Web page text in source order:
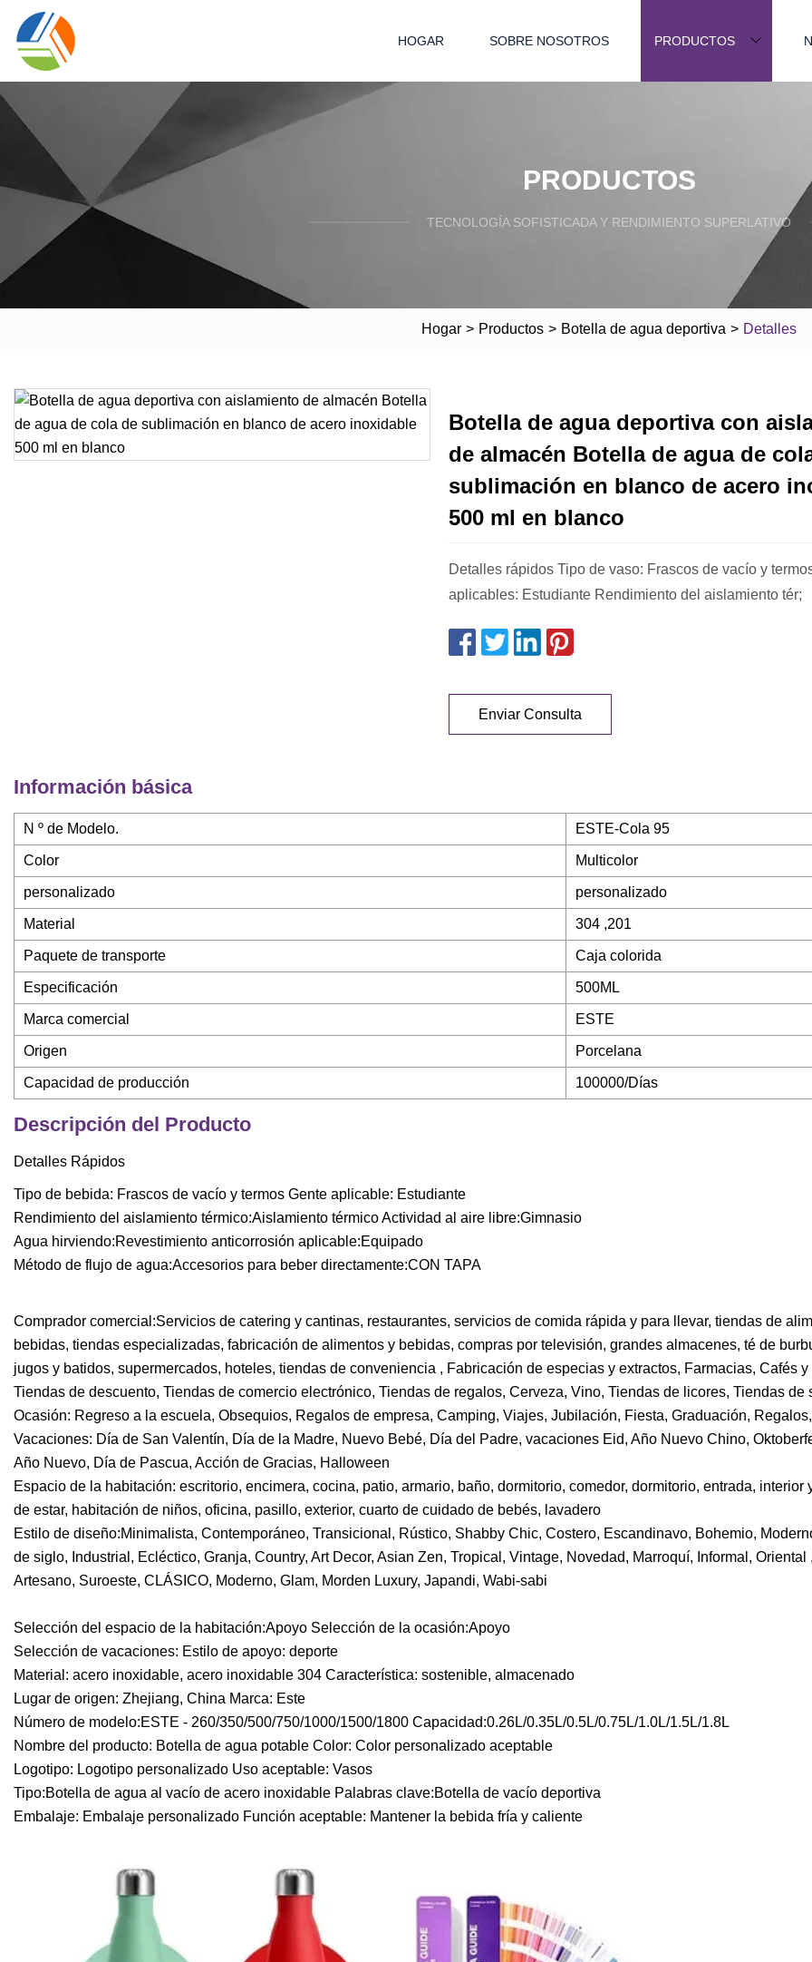
HOGAR SOBRE NOSOTROS PRODUCTOS
PRODUCTOS
TECNOLOGÍA SOFISTICADA Y RENDIMIENTO SUPERLATIVO
Hogar > Productos > Botella de agua deportiva > Detalles
Botella de agua deportiva con
de almacén Botella de agua de
sublimación en blanco de acero
500 ml en blanco
Detalles rápidos Tipo de vaso: Frascos de vacío y
aplicables: Estudiante Rendimiento del aislamiento tér;
Enviar Consulta
Información básica
N º de Modelo. ESTE-Cola 95
Color Multicolor
personalizado personalizado
Material 304 ,201
Paquete de transporte Caja colorida
Especificación 500ML
Marca comercial ESTE
Origen Porcelana
Capacidad de producción 100000/Días
Descripción del Producto
Detalles Rápidos
Tipo de bebida: Frascos de vacío y termos Gente aplicable: Estudiante
Rendimiento del aislamiento térmico:Aislamiento térmico Actividad al aire libre:Gimnasio
Agua hirviendo:Revestimiento anticorrosión aplicable:Equipado
Método de flujo de agua:Accesorios para beber directamente:CON TAPA
Comprador comercial:Servicios de catering y cantinas, restaurantes, servicios de comida rápida y para llevar, tiendas de
bebidas, tiendas especializadas, fabricación de alimentos y bebidas, compras por televisión, grandes almacenes, té de
jugos y batidos, supermercados, hoteles, tiendas de conveniencia , Fabricación de especias y extractos, Farmacias, Cafés y
Tiendas de descuento, Tiendas de comercio electrónico, Tiendas de regalos, Cerveza, Vino, Tiendas de licores, Tiendas de
Ocasión: Regreso a la escuela, Obsequios, Regalos de empresa, Camping, Viajes, Jubilación, Fiesta, Graduación,
Vacaciones: Día de San Valentín, Día de la Madre, Nuevo Bebé, Día del Padre, vacaciones Eid, Año Nuevo Chino,
Año Nuevo, Día de Pascua, Acción de Gracias, Halloween
Espacio de la habitación: escritorio, encimera, cocina, patio, armario, baño, dormitorio, comedor, dormitorio, entrada, interior
de estar, habitación de niños, oficina, pasillo, exterior, cuarto de cuidado de bebés, lavadero
Estilo de diseño:Minimalista, Contemporáneo, Transicional, Rústico, Shabby Chic, Costero, Escandinavo, Bohemio,
de siglo, Industrial, Ecléctico, Granja, Country, Art Decor, Asian Zen, Tropical, Vintage, Novedad, Marroquí, Informal, Oriental
Artesano, Suroeste, CLÁSICO, Moderno, Glam, Morden Luxury, Japandi, Wabi-sabi
Selección del espacio de la habitación:Apoyo Selección de la ocasión:Apoyo
Selección de vacaciones: Estilo de apoyo: deporte
Material: acero inoxidable, acero inoxidable 304 Característica: sostenible, almacenado
Lugar de origen: Zhejiang, China Marca: Este
Número de modelo:ESTE - 260/350/500/750/1000/1500/1800 Capacidad:0.26L/0.35L/0.5L/0.75L/1.0L/1.5L/1.8L
Nombre del producto: Botella de agua potable Color: Color personalizado aceptable
Logotipo: Logotipo personalizado Uso aceptable: Vasos
Tipo:Botella de agua al vacío de acero inoxidable Palabras clave:Botella de vacío deportiva
Embalaje: Embalaje personalizado Función aceptable: Mantener la bebida fría y caliente